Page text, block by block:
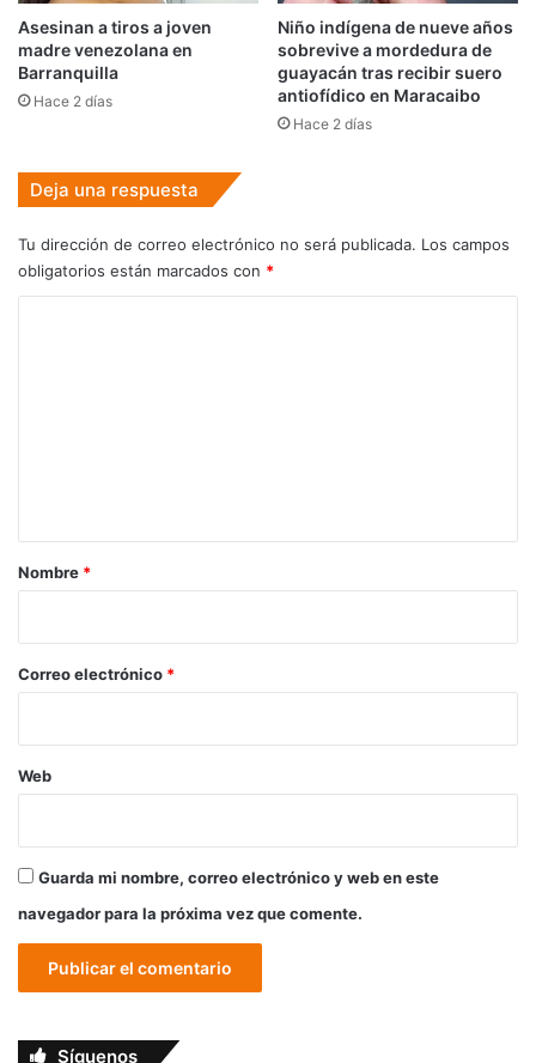
Asesinan a tiros a joven
madre venezolana en
Barranquilla
Hace 2 días
Niño indígena de nueve años
sobrevive a mordedura de
guayacán tras recibir suero
antiofídico en Maracaibo
Hace 2 días
Deja una respuesta
Tu dirección de correo electrónico no será publicada. Los campos
obligatorios están marcados con *
r
*
Nombre *
Correo electrónico *
Web
Guarda mi nombre, correo electrónico y web en este
navegador para la próxima vez que comente.
Síguenos